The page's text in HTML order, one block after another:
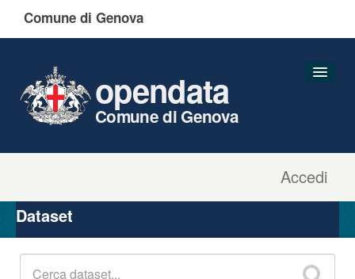
Comune di Genova
Accedi
opendata
Comune di Genova
Organizzazioni
Gruppi
Dataset